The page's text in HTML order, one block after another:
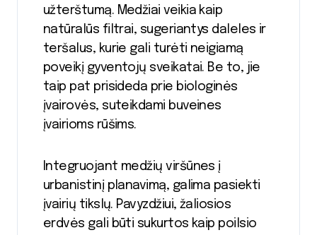
užterštumą. Medžiai veikia kaip
natūralūs filtrai, sugeriantys daleles ir
teršalus, kurie gali turėti neigiamą
poveikį gyventojų sveikatai. Be to, jie
taip pat prisideda prie biologinės
įvairovės, suteikdami buveines
įvairioms rūšims.
Integruojant medžių viršūnes į
urbanistinį planavimą, galima pasiekti
įvairių tikslų. Pavyzdžiui, žaliosios
erdvės gali būti sukurtos kaip poilsio